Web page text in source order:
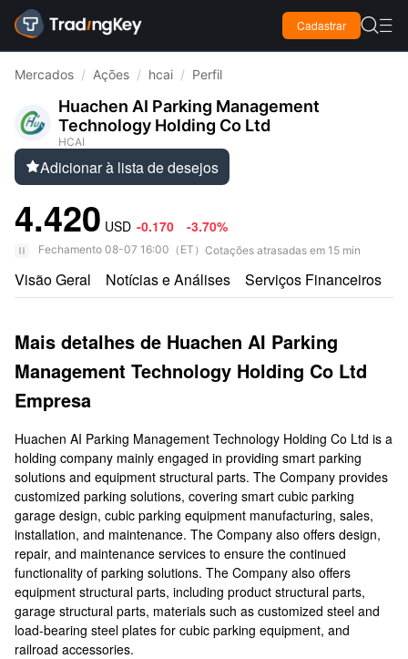
Cadastrar  
Mercados / Ações / hcai / Perfil
Huachen AI Parking Management
Technology Holding Co Ltd
HCAI
Adicionar à lista de desejos
4.420 USD -0.170 -3.70%
Fechamento 08-07 16:00 （ ET ） Cotações atrasadas em 15 min
Visão Geral Notícias e Análises Serviços Financeiros
Mais detalhes de Huachen AI Parking
Management Technology Holding Co Ltd
Empresa
Huachen AI Parking Management Technology Holding Co Ltd is a
holding company mainly engaged in providing smart parking
solutions and equipment structural parts. The Company provides
customized parking solutions, covering smart cubic parking
garage design, cubic parking equipment manufacturing, sales,
installation, and maintenance. The Company also offers design,
repair, and maintenance services to ensure the continued
functionality of parking solutions. The Company also offers
equipment structural parts, including product structural parts,
garage structural parts, materials such as customized steel and
load-bearing steel plates for cubic parking equipment, and
railroad accessories.